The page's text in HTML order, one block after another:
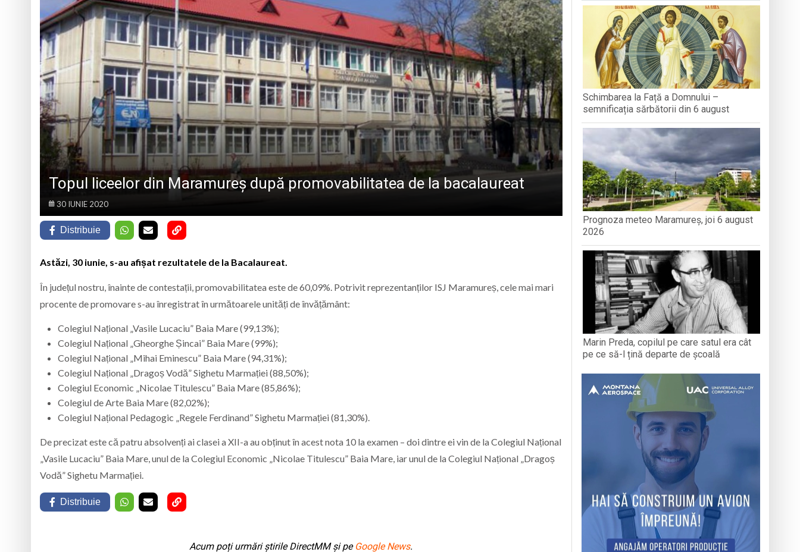
La Săliștea de Sus va fi dezvelit bustul lui Gavrilă Iuga, personalitate marcantă a Maramureșului
„Vacanță în tinda bisericii”: Ediția a IV-a a taberei de vară pentru copii are loc la Sighetu Marmației
Schimbarea la Față a Domnului – semnificația sărbătorii din 6 august
Prognoza meteo Maramureș, joi 6 august 2026
Topul liceelor din Maramureș după promovabilitatea de la bacalaureat
30 IUNIE 2020
Distribuie
Astăzi, 30 iunie, s-au afișat rezultatele de la Bacalaureat.
În județul nostru, înainte de contestații, promovabilitatea este de 60,09%. Potrivit reprezentanților ISJ Maramureș, cele mai mari
procente de promovare s-au înregistrat în următoarele unități de învățământ:
Colegiul Național „Vasile Lucaciu” Baia Mare (99,13%);
Colegiul Național „Gheorghe Șincai” Baia Mare (99%);
Colegiul Național „Mihai Eminescu” Baia Mare (94,31%);
Colegiul Național „Dragoș Vodă” Sighetu Marmației (88,50%);
Colegiul Economic „Nicolae Titulescu” Baia Mare (85,86%);
Colegiul de Arte Baia Mare (82,02%);
Colegiul Național Pedagogic „Regele Ferdinand” Sighetu Marmației (81,30%).
De precizat este că patru absolvenți ai clasei a XII-a au obținut în acest nota 10 la examen – doi dintre ei vin de la Colegiul Național
„Vasile Lucaciu” Baia Mare, unul de la Colegiul Economic „Nicolae Titulescu” Baia Mare, iar unul de la Colegiul Național „Dragoș
Vodă” Sighetu Marmației.
Distribuie
Acum poți urmări știrile DirectMM și pe Google News.
Schimbarea la Față a Domnului –
semnificația sărbătorii din 6 august
Prognoza meteo Maramureș, joi 6 august
2026
Marin Preda, copilul pe care satul era cât
pe ce să-l țină departe de școală